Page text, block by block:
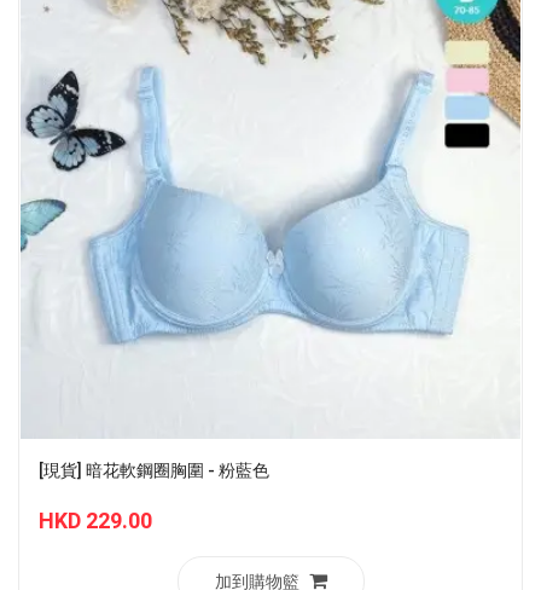
[現貨] 暗花軟鋼圈胸圍 - 粉藍色
HKD 229.00
加到購物籃